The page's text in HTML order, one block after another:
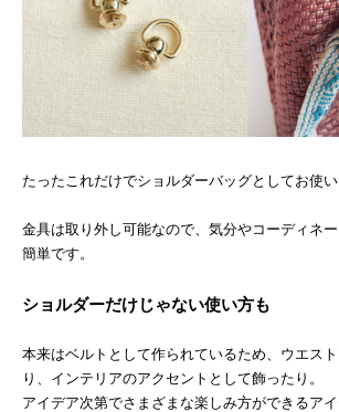
たったこれだけでショルダーバッグとしてお使い
金具は取り外し可能なので、気分やコーディネ
簡単です。
ショルダーだけじゃない使い方も
本来はベルトとして作られているため、ウエス
り、インテリアのアクセントとして飾ったり。
アイデア次第でさまざまな楽しみ方ができるアイ